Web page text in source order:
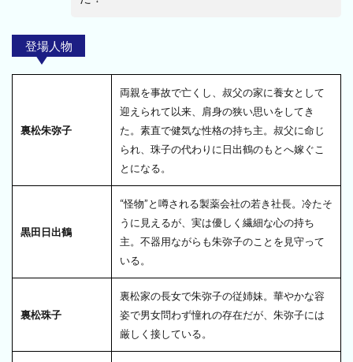
登場人物
裏松朱弥子
両親を事故で亡くし、叔父の家に養女として
迎えられて以来、肩身の狭い思いをしてき
た。素直で健気な性格の持ち主。叔父に命じ
られ、珠子の代わりに日出鶴のもとへ嫁ぐこ
とになる。
黒田日出鶴
“怪物”と噂される製薬会社の若き社長。冷たそ
うに見えるが、実は優しく繊細な心の持ち
主。不器用ながらも朱弥子のことを見守って
いる。
裏松珠子
裏松家の長女で朱弥子の従姉妹。華やかな容
姿で男女問わず憧れの存在だが、朱弥子には
厳しく接している。